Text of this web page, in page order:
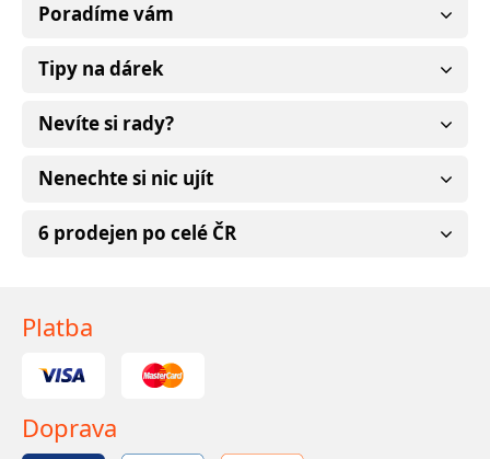
Poradíme vám
Tipy na dárek
Nevíte si rady?
Nenechte si nic ujít
6 prodejen po celé ČR
Platba
Doprava